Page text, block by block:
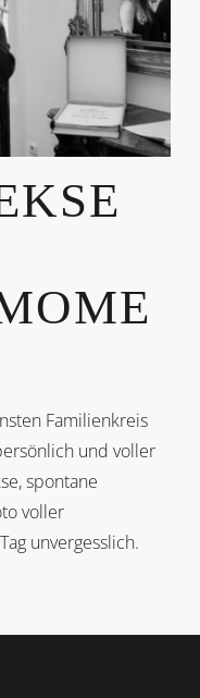
Familienkreis
und voller
spontane
voller
unvergesslich.